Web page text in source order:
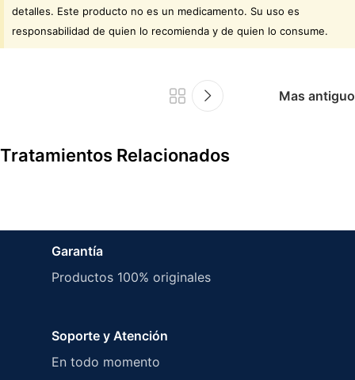
detalles. Este producto no es un medicamento. Su uso es
responsabilidad de quien lo recomienda y de quien lo consume.
Mas antiguo
Tratamientos Relacionados
Kit Control Psoriasis
Garantía
Productos 100% originales
Soporte y Atención
En todo momento